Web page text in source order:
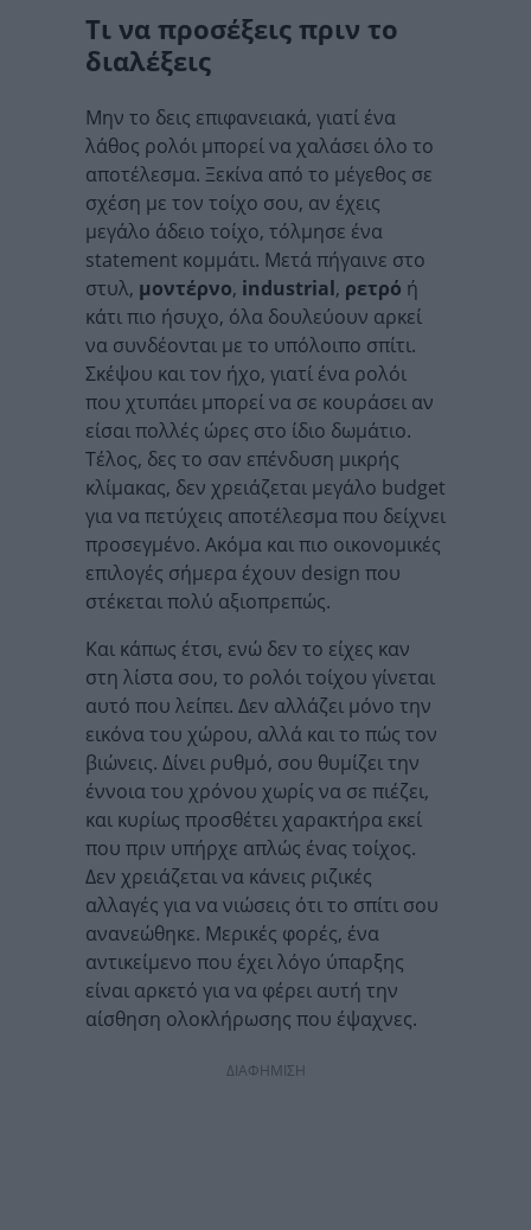
Τι να προσέξεις πριν το
διαλέξεις
Μην το δεις επιφανειακά, γιατί ένα
λάθος ρολόι μπορεί να χαλάσει όλο το
αποτέλεσμα. Ξεκίνα από το μέγεθος σε
σχέση με τον τοίχο σου, αν έχεις
μεγάλο άδειο τοίχο, τόλμησε ένα
statement κομμάτι. Μετά πήγαινε στο
στυλ, μοντέρνο, industrial, ρετρό ή
κάτι πιο ήσυχο, όλα δουλεύουν αρκεί
να συνδέονται με το υπόλοιπο σπίτι.
Σκέψου και τον ήχο, γιατί ένα ρολόι
που χτυπάει μπορεί να σε κουράσει αν
είσαι πολλές ώρες στο ίδιο δωμάτιο.
Τέλος, δες το σαν επένδυση μικρής
κλίμακας, δεν χρειάζεται μεγάλο budget
για να πετύχεις αποτέλεσμα που δείχνει
προσεγμένο. Ακόμα και πιο οικονομικές
επιλογές σήμερα έχουν design που
στέκεται πολύ αξιοπρεπώς.
Και κάπως έτσι, ενώ δεν το είχες καν
στη λίστα σου, το ρολόι τοίχου γίνεται
αυτό που λείπει. Δεν αλλάζει μόνο την
εικόνα του χώρου, αλλά και το πώς τον
βιώνεις. Δίνει ρυθμό, σου θυμίζει την
έννοια του χρόνου χωρίς να σε πιέζει,
και κυρίως προσθέτει χαρακτήρα εκεί
που πριν υπήρχε απλώς ένας τοίχος.
Δεν χρειάζεται να κάνεις ριζικές
αλλαγές για να νιώσεις ότι το σπίτι σου
ανανεώθηκε. Μερικές φορές, ένα
αντικείμενο που έχει λόγο ύπαρξης
είναι αρκετό για να φέρει αυτή την
αίσθηση ολοκλήρωσης που έψαχνες.
ΔΙΑΦΗΜΙΣΗ